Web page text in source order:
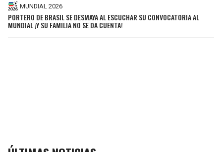
MUNDIAL 2026
PORTERO DE BRASIL SE DESMAYA AL ESCUCHAR SU CONVOCATORIA AL
MUNDIAL ¡Y SU FAMILIA NO SE DA CUENTA!